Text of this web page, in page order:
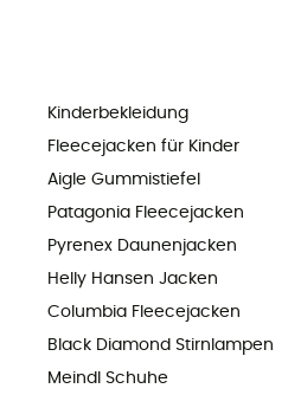
Kinderbekleidung
Fleecejacken für Kinder
Aigle Gummistiefel
Patagonia Fleecejacken
Pyrenex Daunenjacken
Helly Hansen Jacken
Columbia Fleecejacken
Black Diamond Stirnlampen
Meindl Schuhe